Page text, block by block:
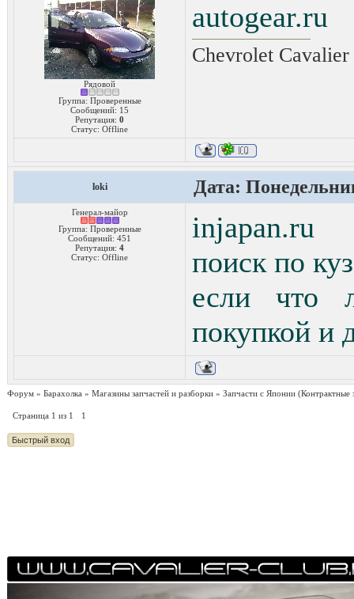
Рядовой
Группа: Проверенные
Сообщений: 15
Репутация: 0
Статус: Offline
autogear.ru
Chevrolet Cavalier
loki Дата:
Генерал-майор
Группа: Проверенные
Сообщений: 451
Репутация: 4
Статус: Offline
injapan.ru
поиск по
если что
покупкой и
Форум » Барахолка » Магазины запчастей и разборки » Запчасти с Японии (Контрактные
Страница 1 из 1 1